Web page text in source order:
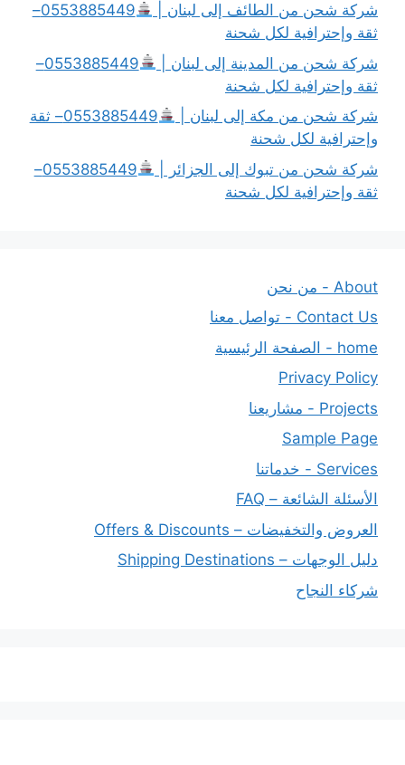
شركة شحن من الطائف إلى لبنان |
0553885449–
ثقة وإحترافية لكل شحنة
شركة شحن من المدينة إلى لبنان |
0553885449–
ثقة وإحترافية لكل شحنة
شركة شحن من مكة إلى لبنان |
0553885449– ثقة
وإحترافية لكل شحنة
شركة شحن من تبوك إلى الجزائر |
0553885449–
ثقة وإحترافية لكل شحنة
About - من نحن
Contact Us - تواصل معنا
home - الصفحة الرئيسية
Privacy Policy
Projects - مشاريعنا
Sample Page
Services - خدماتنا
الأسئلة الشائعة – FAQ
العروض والتخفيضات – Offers & Discounts
دليل الوجهات – Shipping Destinations
شركاء النجاح